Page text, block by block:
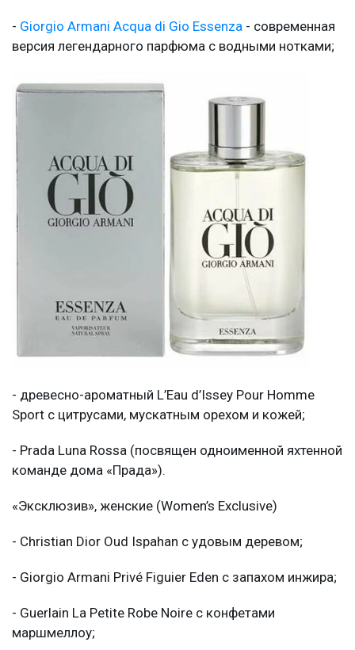
- Giorgio Armani Acqua di Gio Essenza - современная
версия легендарного парфюма с водными нотками;
- древесно-ароматный L’Eau d’Issey Pour Homme
Sport с цитрусами, мускатным орехом и кожей;
- Prada Luna Rossa (посвящен одноименной яхтенной
команде дома «Прада»).
«Эксклюзив», женские (Women’s Exclusive)
- Christian Dior Oud Ispahan с удовым деревом;
- Giorgio Armani Privé Figuier Eden с запахом инжира;
- Guerlain La Petite Robe Noire с конфетами
маршмеллоу;